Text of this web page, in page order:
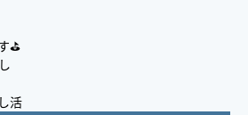
⛳️
活